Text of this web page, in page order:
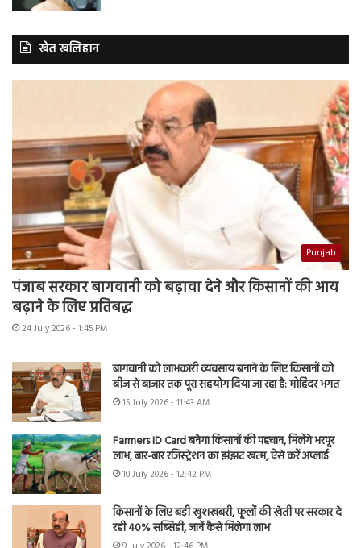
खेत खलिहान
Punjab
पंजाब सरकार बागवानी को बढ़ावा देने और किसानों की आय
बढ़ाने के लिए प्रतिबद्ध
24 July 2026 - 1:45 PM
बागवानी को लाभकारी व्यवसाय बनाने के लिए किसानों को
बीज से बाजार तक पूरा सहयोग दिया जा रहा है: मोहिंदर भगत
15 July 2026 - 11:43 AM
Farmers ID Card बनेगा किसानों की पहचान, मिलेंगे भरपूर
लाभ, बार-बार रजिस्ट्रेशन का झंझट खत्म, ऐसे करें अप्लाई
10 July 2026 - 12:42 PM
किसानों के लिए बड़ी खुशखबरी, फूलों की खेती पर सरकार दे
रही 40% सब्सिडी, जानें कैसे मिलेगा लाभ